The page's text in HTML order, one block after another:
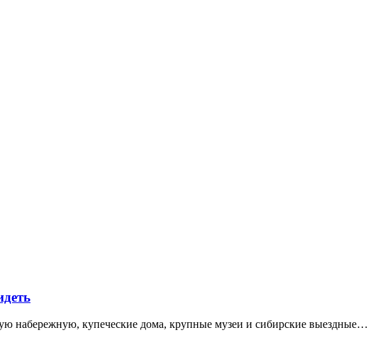
набережную, купеческие дома, крупные музеи и сибирские выездные…